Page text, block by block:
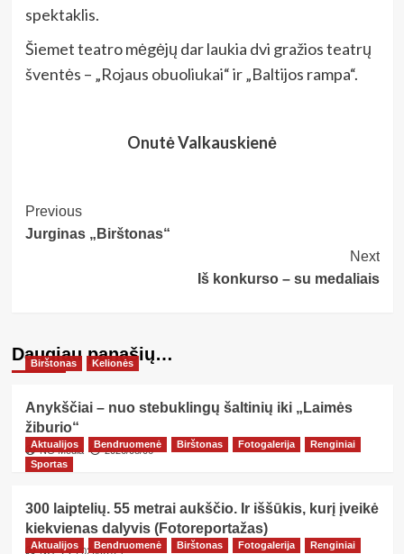
spektaklis.
Šiemet teatro mėgėjų dar laukia dvi gražios teatrų
šventės – „Rojaus obuoliukai“ ir „Baltijos rampa“.
Onutė Valkauskienė
Post
Navigation
Previous
Jurginas „Birštonas“
Next
Iš konkurso – su medaliais
Daugiau panašių…
Birštonas Kelionės
Anykščiai – nuo stebuklingų šaltinių iki „Laimės
žiburio“
NG Media 2026/08/06
Aktualijos Bendruomenė Birštonas Fotogalerija
Renginiai
Sportas
300 laiptelių. 55 metrai aukščio. Ir iššūkis, kurį įveikė
kiekvienas dalyvis (Fotoreportažas)
NG 2026/07/21
Aktualijos Bendruomenė Birštonas Fotogalerija Renginiai